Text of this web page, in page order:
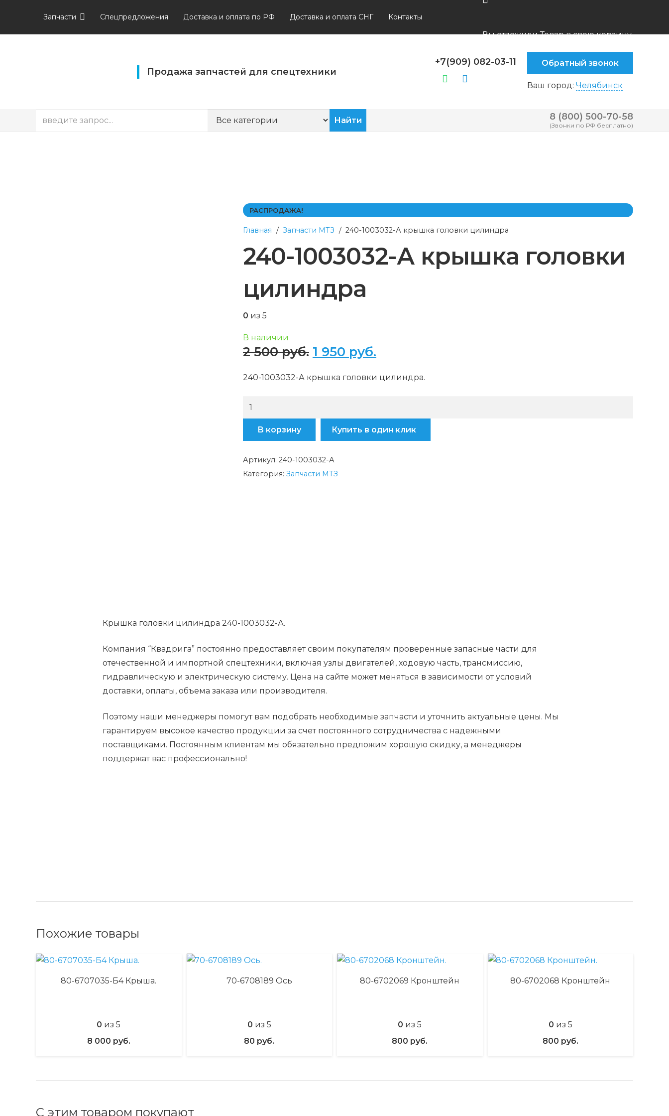
Запчасти Спецпредложения Доставка и оплата по РФ Доставка и оплата СНГ Контакты
Вы отложилиТоварв свою корзину.
Продажа запчастей для спецтехники
+7(909) 082-03-11 Обратный звонок
Ваш город:Челябинск
8 (800) 500-70-58
(Звонки по РФ бесплатно)
РАСПРОДАЖА!
Главная / Запчасти МТЗ / 240-1003032-А крышка головки цилиндра
240-1003032-А крышка головки
цилиндра
0 из 5
В наличии
2 500руб. Первоначальная
составляла
2
1 950 руб.Текущая
1
950 руб..
240-1003032-А крышка головки цилиндра.
Количество
товара
240-
А
крышка
В корзину Купить в один клик
Артикул: 240-1003032-А
Категория: Запчасти МТЗ
Крышка головки цилиндра 240-1003032-А.
Компания “Квадрига” постоянно предоставляет своим покупателям проверенные запасные части для
отечественной и импортной спецтехники, включая узлы двигателей, ходовую часть, трансмиссию,
гидравлическую и электрическую систему. Цена на сайте может меняться в зависимости от условий
доставки, оплаты, объема заказа или производителя.
Поэтому наши менеджеры помогут вам подобрать необходимые запчасти и уточнить актуальные цены. Мы
гарантируем высокое качество продукции за счет постоянного сотрудничества с надежными
поставщиками. Постоянным клиентам мы обязательно предложим хорошую скидку, а менеджеры
поддержат вас профессионально!
Похожие товары
80-6707035-Б4 Крыша.
0 из 5
8 000 руб.
70-6708189 Ось
0 из 5
80 руб.
80-6702069 Кронштейн
0 из 5
800 руб.
80-6702068 Кронштейн
0 из 5
800 руб.
С этим товаром покупают